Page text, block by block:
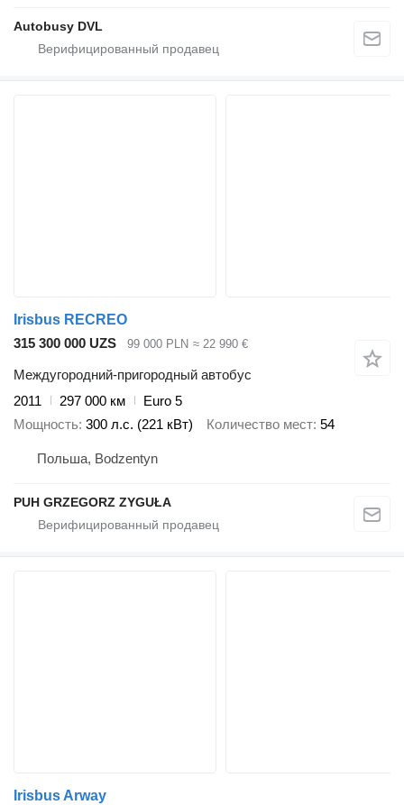
Autobusy DVL
Irisbus RECREO
315 300 000 UZS
99 000 PLN ≈ 22 990 €
Междугородний-пригородный автобус
2011
297 000 км
Euro 5
Мощность 300 л.с. (221 кВт) Количество мест 54
Польша, Bodzentyn
PUH GRZEGORZ ZYGUŁA
Irisbus Arway